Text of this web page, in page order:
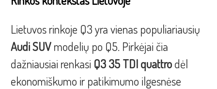
Lietuvos rinkoje Q3 yra vienas populiariausių
Audi SUVmodelių po Q5. Pirkėjai čia
dažniausiai renkasi Q3 35 TDI quattrodėl
ekonomiškumo ir patikimumo ilgesnėse